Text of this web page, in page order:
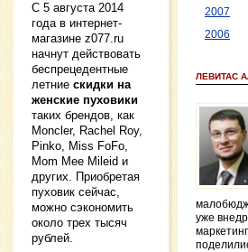
С 5 августа 2014
года в интернет-
магазине z077.ru
начнут действовать
беспрецедентные
летние скидки на
женские пуховики
таких брендов, как
Moncler, Rachel Roy,
Pinko, Miss FoFo,
Mom Mee Mileid и
других. Приобретая
пуховик сейчас,
можно сэкономить
около трех тысяч
рублей.
2007
2006
ЛЕВИТАС
уже